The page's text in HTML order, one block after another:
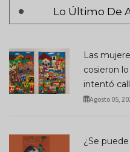
Lo Último De
Las
cosieron
intentó
Agosto 05,
¿Se